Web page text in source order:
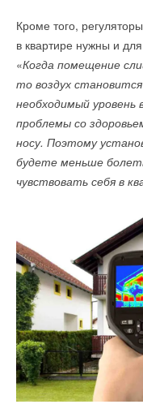
Кроме того,
в квартире нужны и
«Когда помещение
то воздух
необходимый
проблемы со
носу. Поэтому
будете меньше
чувствовать себя в